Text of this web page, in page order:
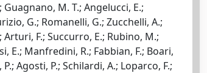
M. T.; Angelucci, E.;
G.; Romanelli, G.; Zucchelli, A.;
Arturi, F.; Succurro, E.; Rubino, M.;
E.; Manfredini, R.; Fabbian, F.; Boari,
Agosti, P.; Schilardi, A.; Loparco, F.;